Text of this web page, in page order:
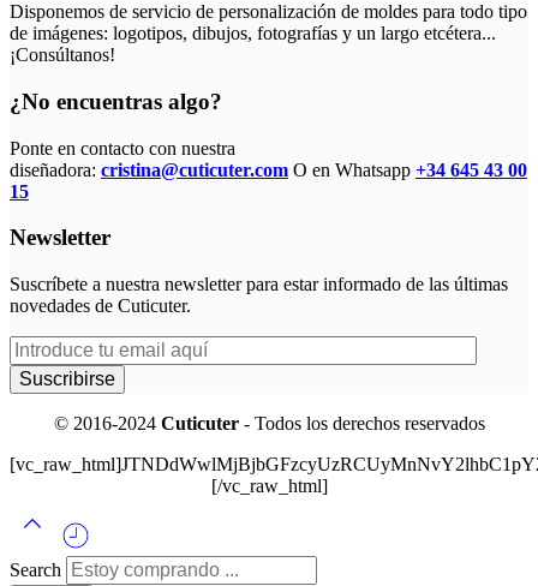
Disponemos de servicio de personalización de moldes para todo tipo
de imágenes: logotipos, dibujos, fotografías y un largo etcétera...
¡Consúltanos!
¿No encuentras algo?
Ponte en contacto con nuestra
diseñadora: cristina@cuticuter.com O en Whatsapp +34 645 43 00
15
Newsletter
Suscríbete a nuestra newsletter para estar informado de las últimas
novedades de Cuticuter.
© 2016-2024 Cuticuter- Todos los derechos reservados
[/vc_raw_html]
Search